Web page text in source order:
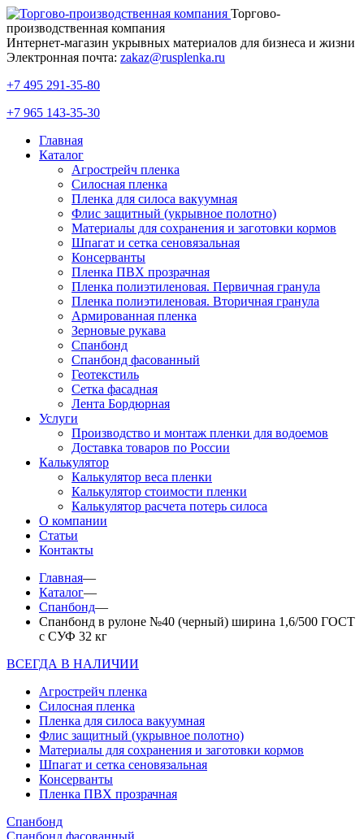
Торгово-
производственная компания
Интернет-магазин укрывных материалов для бизнеса и жизни
Электронная почта: zakaz@rusplenka.ru
+7 495 291-35-80
+7 965 143-35-30
Главная
Каталог
Агрострейч пленка
Силосная пленка
Пленка для силоса вакуумная
Флис защитный (укрывное полотно)
Материалы для сохранения и заготовки кормов
Шпагат и сетка сеновязальная
Консерванты
Пленка ПВХ прозрачная
Пленка полиэтиленовая. Первичная гранула
Пленка полиэтиленовая. Вторичная гранула
Армированная пленка
Зерновые рукава
Спанбонд
Спанбонд фасованный
Геотекстиль
Сетка фасадная
Лента Бордюрная
Услуги
Производство и монтаж пленки для водоемов
Доставка товаров по России
Калькулятор
Калькулятор веса пленки
Калькулятор стоимости пленки
Калькулятор расчета потерь силоса
О компании
Статьи
Контакты
Главная—
Каталог—
Спанбонд—
Спанбонд в рулоне №40 (черный) ширина 1,6/500 ГОСТ
с СУФ 32 кг
ВСЕГДА В НАЛИЧИИ
Агрострейч пленка
Силосная пленка
Пленка для силоса вакуумная
Флис защитный (укрывное полотно)
Материалы для сохранения и заготовки кормов
Шпагат и сетка сеновязальная
Консерванты
Пленка ПВХ прозрачная
Спанбонд
Спанбонд фасованный